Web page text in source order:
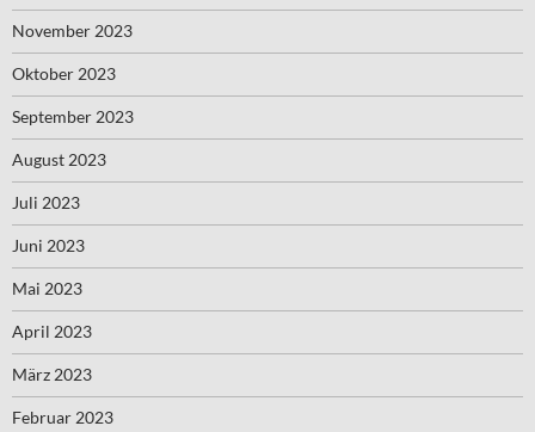
November 2023
Oktober 2023
September 2023
August 2023
Juli 2023
Juni 2023
Mai 2023
April 2023
März 2023
Februar 2023